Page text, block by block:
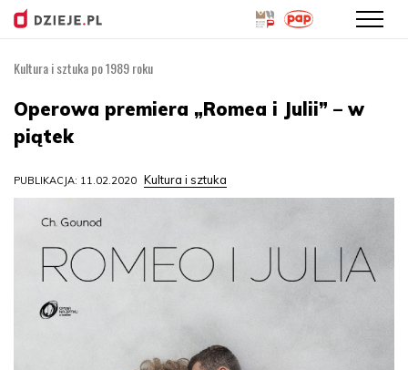
treści
Kultura i sztuka po 1989 roku
Operowa premiera „Romea i Julii” – w
piątek
PUBLIKACJA: 11.02.2020 Kultura i sztuka